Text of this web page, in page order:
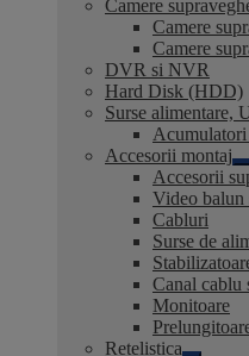
Camere
Camere
Camere
DVR si NVR
Hard Disk (HDD)
Surse alimentare,
Accesorii montaj
Accesorii
Video balun
Cabluri
Surse de
Canal cablu
Monitoare
Retelistica